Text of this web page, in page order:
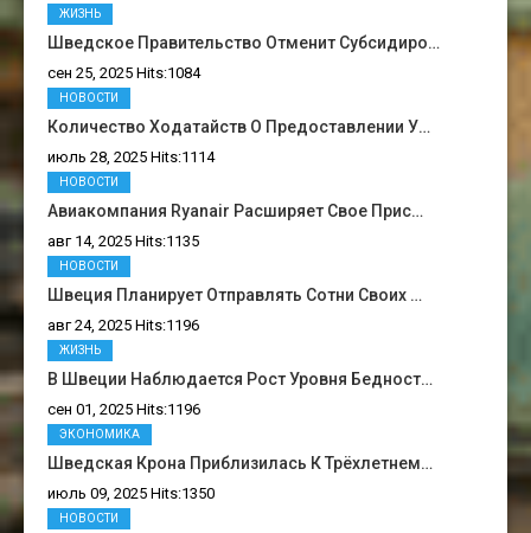
Шведское Правительство Отменит Субсидиро…
сен 25, 2025 Hits:1084
ЖИЗНЬ
Количество Ходатайств О Предоставлении У…
июль 28, 2025 Hits:1114
НОВОСТИ
Авиакомпания Ryanair Расширяет Свое Прис…
авг 14, 2025 Hits:1135
НОВОСТИ
Швеция Планирует Отправлять Сотни Своих …
авг 24, 2025 Hits:1196
НОВОСТИ
В Швеции Наблюдается Рост Уровня Бедност…
сен 01, 2025 Hits:1196
ЖИЗНЬ
Шведская Крона Приблизилась К Трёхлетнем…
июль 09, 2025 Hits:1350
ЭКОНОМИКА
НОВОСТИ